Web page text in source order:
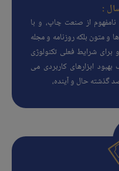
:
از صنعت چاپ، و با
و متون بلکه روزنامه و مجله
شرایط فعلی تکنولوژی
ابزارهای کاربردی می
گذشته حال و آینده،